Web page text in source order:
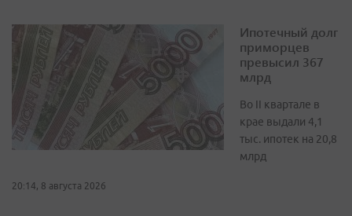
Ипотечный долг
приморцев
превысил 367
млрд
Во II квартале в
крае выдали 4,1
тыс. ипотек на 20,8
млрд
20:14, 8 августа 2026